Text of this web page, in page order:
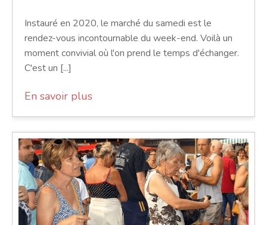
Instauré en 2020, le marché du samedi est le
rendez-vous incontournable du week-end. Voilà un
moment convivial où l'on prend le temps d'échanger.
C'est un [...]
En savoir plus